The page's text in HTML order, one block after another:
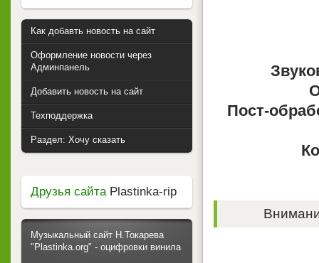
Пост-
Как добавть новость на сайт
Оформление новости через
Админпанель
Добавить новость на сайт
Техподдержка
Раздел: Хочу сказать
Друзья сайтаPlastinka-rip
Музыкальный сайт Н.Токарева
"Plastinka.org" - оцифровки винила